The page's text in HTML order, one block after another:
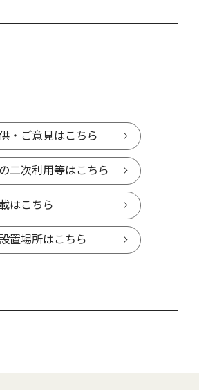
・ご意見はこちら
二次利用等はこちら
はこちら
置場所はこちら